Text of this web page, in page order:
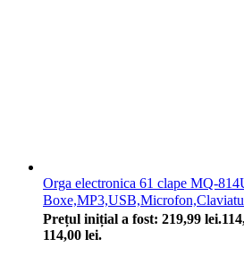
Orga electronica 61 clape MQ-
Prețul inițial a fost: 219,99 lei.
114,00 lei.